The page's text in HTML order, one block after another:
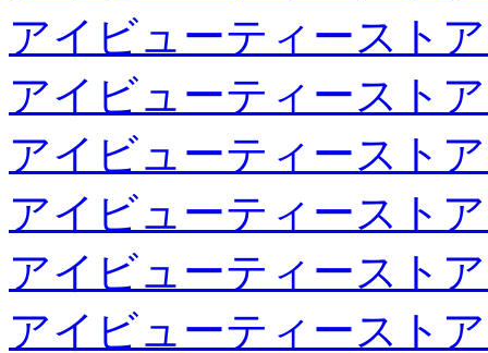
アイビューティースト
アイビューティースト
アイビューティースト
アイビューティースト
アイビューティースト
アイビューティースト